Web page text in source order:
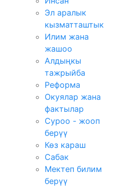
Эл аралык
кызматташтык
Илим жана
жашоо
Алдыңкы
тажрыйба
Реформа
Окуялар жана
фактылар
Суроо - жооп
берүү
Көз караш
Сабак
Мектеп билим
берүү